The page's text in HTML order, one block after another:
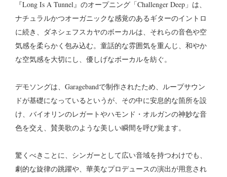
『Long Is A Tunnel』のオープニング「Challenger Deep」は、
ナチュラルかつオーガニックな感覚のあるギターのイントロ
に続き、ダネシェフスカヤのボーカルは、それらの音色や空
気感を柔らかく包み込む。童話的な雰囲気を重んじ、和やか
な空気感を大切にし、優しげなボーカルを紡ぐ。
デモソングは、Garagebandで制作されたため、ループサウン
ドが基礎になっているというが、その中に安息的な箇所を設
け、バイオリンのレガートやハモンド・オルガンの神妙な音
色を交え、賛美歌のような美しい瞬間を呼び覚ます。
驚くべきことに、シンガーとして広い音域を持つわけでも、
劇的な旋律の跳躍や、華美なプロデュースの演出が用意され